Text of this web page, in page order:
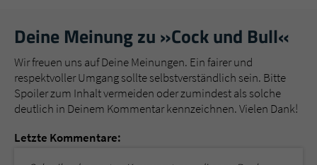
Deine Meinung zu »Cock und Bull«
Wir freuen uns auf Deine Meinungen. Ein fairer und
respektvoller Umgang sollte selbstverständlich sein. Bitte
Spoiler zum Inhalt vermeiden oder zumindest als solche
deutlich in Deinem Kommentar kennzeichnen. Vielen Dank!
Letzte Kommentare: